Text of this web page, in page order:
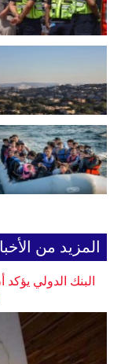
المزيد من
البنك الدولي